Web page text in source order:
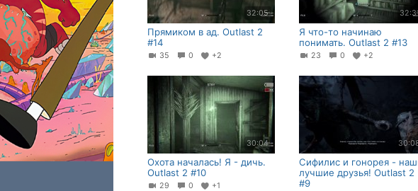
32:05
Прямиком в ад. Outlast 2
#14
35 0 +2
Я что-то начинаю
понимать. Outlast 2 #13
23 0 +2
30:04
Охота началась! Я - дичь.
Outlast 2 #10
29 0 +1
Сифилис и гонорея -
лучшие друзья! Outlast 2
#9